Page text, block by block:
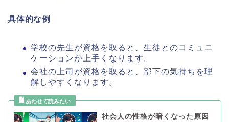
具体的な例
学校の先生が資格を取ると、生徒とのコミュニ
ケーションが上手くなります。
会社の上司が資格を取ると、部下の気持ちを理
解しやすくなります。
社会人の性格が暗くなった原因